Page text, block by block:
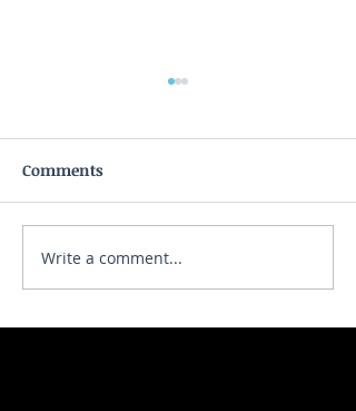
Ποια είναι η καλύτερη
πρωτεΐνη;
Comments
Write a comment...